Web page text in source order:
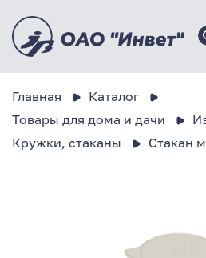
Главная
Каталог
Товары для дома и дачи
Кружки, стаканы
Стакан